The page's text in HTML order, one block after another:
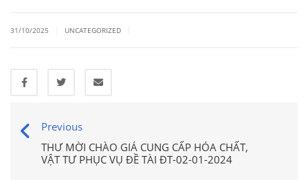
31/10/2025 UNCATEGORIZED
Previous
THƯ MỜI CHÀO GIÁ CUNG CẤP HÓA CHẤT,
VẬT TƯ PHỤC VỤ ĐỀ TÀI ĐT-02-01-2024